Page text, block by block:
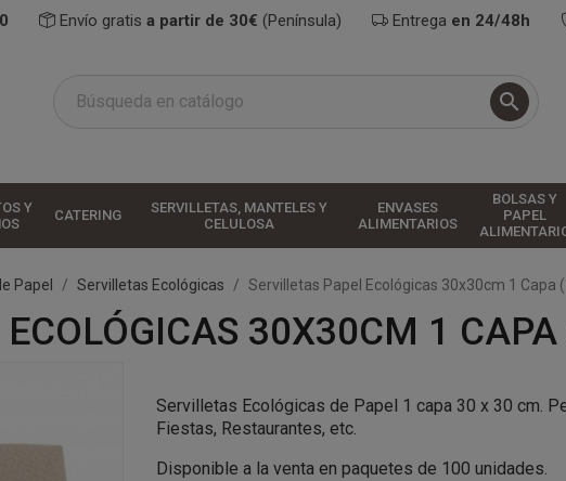
Envío gratis a partir de 30€ (Península) Entrega en 24/48h

Y
CATERING
SERVILLETAS, MANTELES Y
CELULOSA
ENVASES
ALIMENTARIOS
BOLSAS Y
PAPEL
Papel Servilletas Ecológicas Servilletas Papel Ecológicas 30x30cm 1 Capa
30X30CM 1
Servilletas Ecológicas de Papel 1 capa 30 x 30 cm.
Fiestas, Restaurantes, etc.
Disponible a la venta en paquetes de 100 unidades.